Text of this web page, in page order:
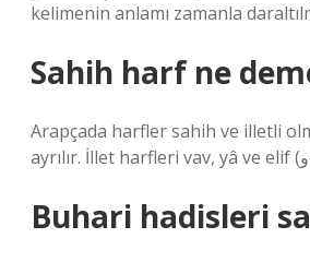
kelimenin anlamı zamanla
Sahih harf ne
Arapçada harfler sahih ve illetli
Buhari hadisleri